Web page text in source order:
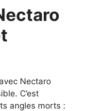
Nectaro
C’est
angles morts :